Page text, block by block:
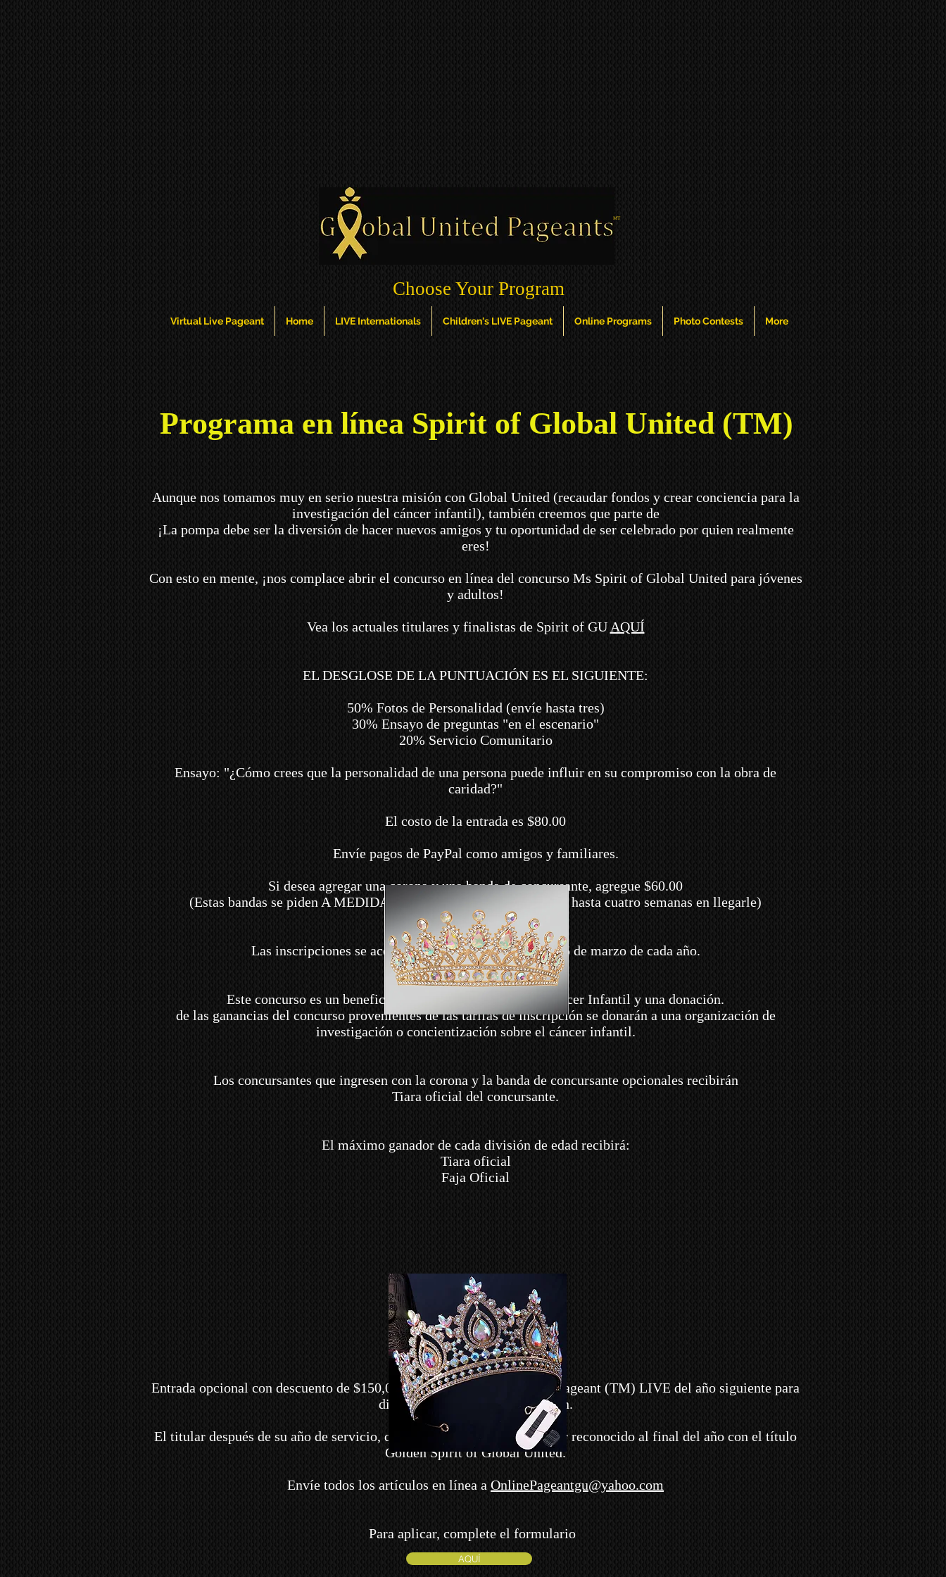
MT
Choose Your Program
Virtual Live Pageant Home LIVE Internationals Children's LIVE Pageant Online Programs Photo Contests More
Programa en línea Spirit of Global United (TM)
Aunque nos tomamos muy en serio nuestra misión con Global United (recaudar fondos y crear conciencia para la
investigación del cáncer infantil), también creemos que parte de
¡La pompa debe ser la diversión de hacer nuevos amigos y tu oportunidad de ser celebrado por quien realmente
eres!
Con esto en mente, ¡nos complace abrir el concurso en línea del concurso Ms Spirit of Global United para jóvenes
y adultos!
Vea los actuales titulares y finalistas de Spirit of GU AQUÍ
EL DESGLOSE DE LA PUNTUACIÓN ES EL SIGUIENTE:
50% Fotos de Personalidad (envíe hasta tres)
30% Ensayo de preguntas "en el escenario"
20% Servicio Comunitario
Ensayo: "¿Cómo crees que la personalidad de una persona puede influir en su compromiso con la obra de
caridad?"
El costo de la entrada es $80.00
Envíe pagos de PayPal como amigos y familiares.
Si desea agregar una corona y una banda de concursante, agregue $60.00
(Estas bandas se piden A MEDIDA según su título y pueden tardar hasta cuatro semanas en llegarle)
Las inscripciones se aceptarán del 1 de noviembre al 15 de marzo de cada año.
Este concurso es un beneficio para la Investigación del Cáncer Infantil y una donación.
de las ganancias del concurso provenientes de las tarifas de inscripción se donarán a una organización de
investigación o concientización sobre el cáncer infantil.
Los concursantes que ingresen con la corona y la banda de concursante opcionales recibirán
Tiara oficial del concursante.
El máximo ganador de cada división de edad recibirá:
Tiara oficial
Faja Oficial
Entrada opcional con descuento de $150,00 al concurso Global United Pageant (TM) LIVE del año siguiente para
divisiones de edad que califiquen.
El titular después de su año de servicio, que haya ido más allá, podrá ser reconocido al final del año con el título
Golden Spirit of Global United.
Envíe todos los artículos en línea a OnlinePageantgu@yahoo.com
Para aplicar, complete el formulario
AQUÍ